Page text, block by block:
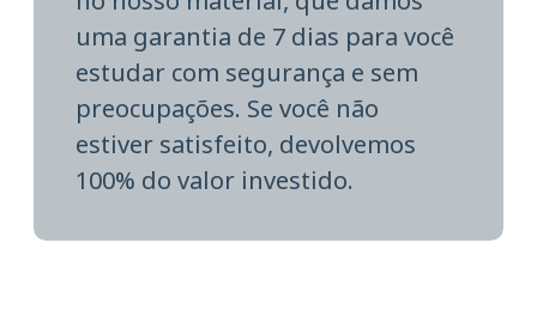
uma garantia de 7 dias para você
estudar com segurança e sem
preocupações. Se você não
estiver satisfeito, devolvemos
100% do valor investido.